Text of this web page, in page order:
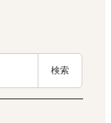
検索